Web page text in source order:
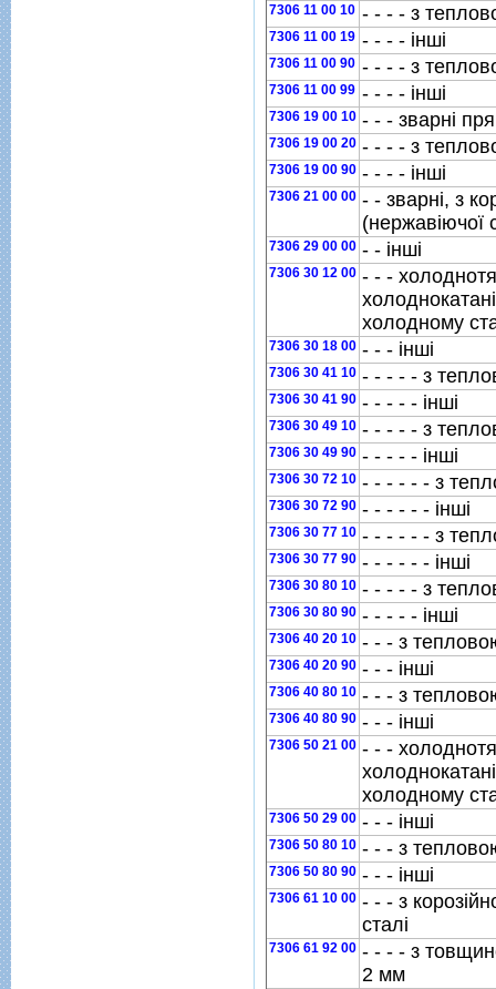
7306 11 00 10 - - - - з
7306 11 00 19 - - - - iншi
7306 11 00 90 - - - - з
7306 11 00 99 - - - - iншi
7306 19 00 10 - - - зварнi
7306 19 00 20 - - - - з
7306 19 00 90 - - - - iншi
7306 21 00 00 - - зварнi, з
(нержавiючої
7306 29 00 00 - - iншi
7306 30 12 00 - - -
холодному
7306 30 18 00 - - - iншi
7306 30 41 10 - - - - - з
7306 30 41 90 - - - - - iншi
7306 30 49 10 - - - - - з
7306 30 49 90 - - - - - iншi
7306 30 72 10 - - - - - - з
7306 30 72 90 - - - - - - iншi
7306 30 77 10 - - - - - - з
7306 30 77 90 - - - - - - iншi
7306 30 80 10 - - - - - з
7306 30 80 90 - - - - - iншi
7306 40 20 10 - - - з
7306 40 20 90 - - - iншi
7306 40 80 10 - - - з
7306 40 80 90 - - - iншi
7306 50 21 00 - - -
холодному
7306 50 29 00 - - - iншi
7306 50 80 10 - - - з
7306 50 80 90 - - - iншi
7306 61 10 00 - - - з
сталi
7306 61 92 00 - - - - з
2 мм